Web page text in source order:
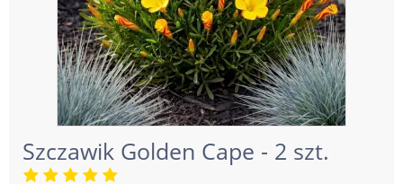
Szczawik Golden Cape - 2 szt.